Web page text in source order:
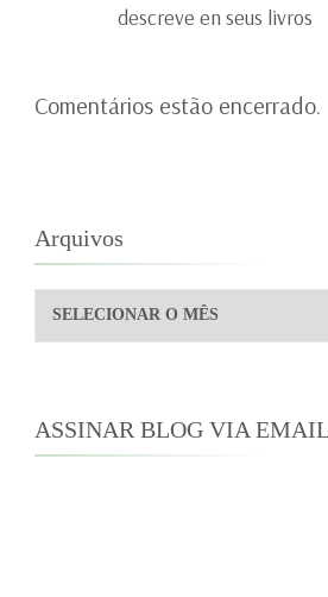
descreve en seus livros
Comentários estão encerrado.
Arquivos
Arquivos
ASSINAR BLOG VIA EMAIL